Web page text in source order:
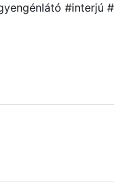
#interjú